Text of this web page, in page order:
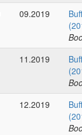
09.2019
11.2019
12.2019